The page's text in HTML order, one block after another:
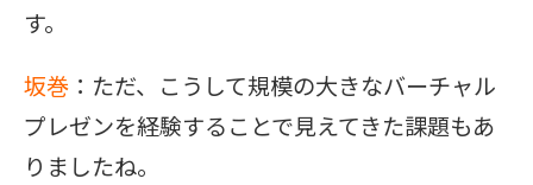
す。
坂巻 ：ただ、こうして規模の大きなバーチャル
プレゼンを経験することで見えてきた課題もあ
りましたね。